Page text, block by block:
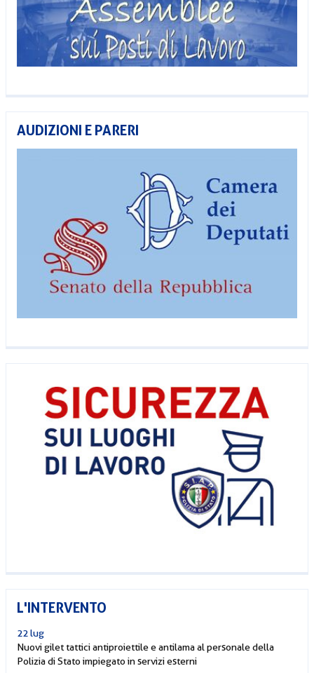
AUDIZIONI E PARERI
L'INTERVENTO
22 lug
Nuovi gilet tattici antiproiettile e antilama al personale della
Polizia di Stato impiegato in servizi esterni